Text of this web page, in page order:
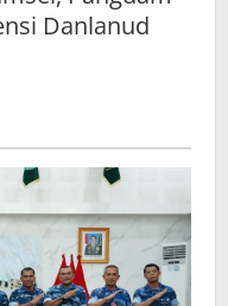
di
Sumsel,
Danlanud
Danlanud